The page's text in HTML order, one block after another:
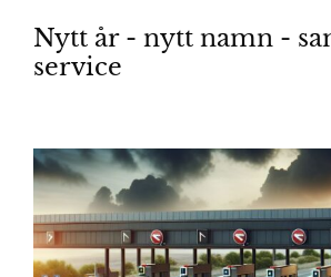
Nytt år - nytt namn -
service